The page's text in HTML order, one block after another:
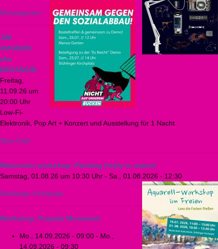
Mensagarten
JIM
AVIGNON
aka
NEOANGIN
Freitag,
11.09.26 um
20:00 Uhr
Low-Fi-
Elektronik, Pop Art + Konzert und Ausstellung für 1 Nacht
Slow Club
Watercolor workshop: Painting freely in nature!
Samstag, 01.08.26 um 10:30 Uhr - Sa., 01.08.2026 - 12:30
Stühlinger Kirchplatz
Workshop: Popular Movement
Mo., 14.09.2026 - 09:00 - Mo.,
14.09.2026 - 09:30